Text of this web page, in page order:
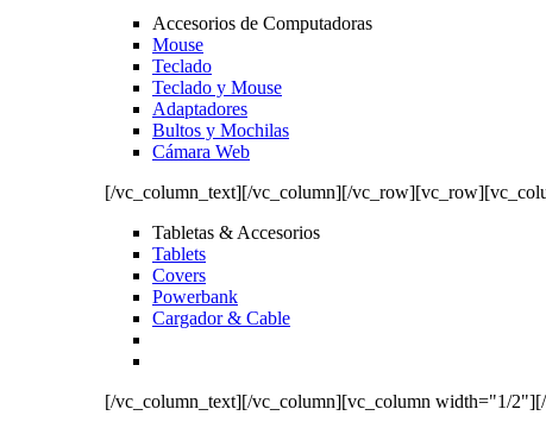
Accesorios de Computadoras
Mouse
Teclado
Teclado y Mouse
Adaptadores
Bultos y Mochilas
Cámara Web
[/vc_column_text][/vc_column][/
Tabletas & Accesorios
Tablets
Covers
Powerbank
Cargador & Cable
[/vc_column_text][/vc_column][vc_column width="1/